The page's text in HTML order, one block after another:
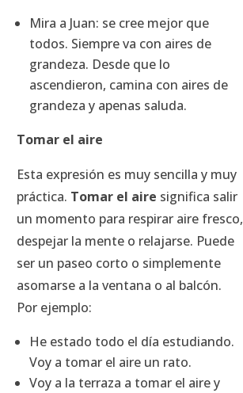
Mira a Juan: se cree mejor que
todos. Siempre va con aires de
grandeza. Desde que lo
ascendieron, camina con aires de
grandeza y apenas saluda.
Tomar el aire
Esta expresión es muy sencilla y muy
práctica. Tomar el aire significa salir
un momento para respirar aire fresco,
despejar la mente o relajarse. Puede
ser un paseo corto o simplemente
asomarse a la ventana o al balcón.
Por ejemplo:
He estado todo el día estudiando.
Voy a tomar el aire un rato.
Voy a la terraza a tomar el aire y